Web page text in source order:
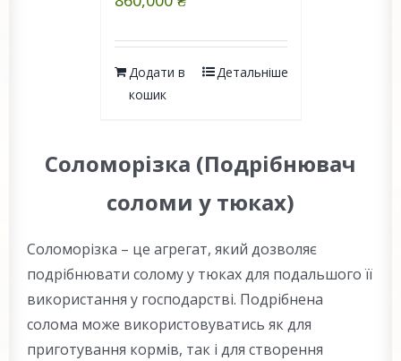
Додати в
кошик
Детальніше
Соломорізка (Подрібнювач
соломи у тюках)
Соломорізка – це агрегат, який дозволяє
подрібнювати солому у тюках для подальшого її
використання у господарстві. Подрібнена
солома може використовуватись як для
приготування кормів, так і для створення